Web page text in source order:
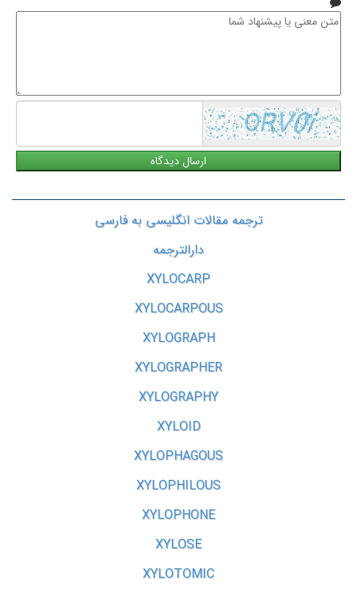
متن
ترجمه مقالات انگلیسی به فارسی
دارالترجمه
XYLOCARP
XYLOCARPOUS
XYLOGRAPH
XYLOGRAPHER
XYLOGRAPHY
XYLOID
XYLOPHAGOUS
XYLOPHILOUS
XYLOPHONE
XYLOSE
XYLOTOMIC